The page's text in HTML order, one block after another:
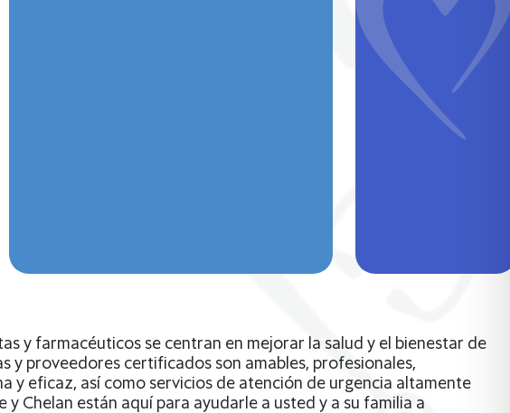
y farmacéuticos se centran en mejorar la salud y el bienestar de
y proveedores certificados son amables, profesionales,
y eficaz, así como servicios de atención de urgencia altamente
Chelan están aquí para ayudarle a usted y a su familia a